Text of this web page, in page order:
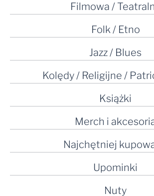
Filmowa /
Folk / Etno
Jazz / Blues
Kolędy / Religijne /
Książki
Merch i
Najchętniej
Upominki
Nuty